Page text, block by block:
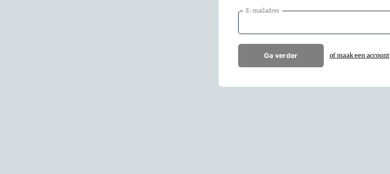
E-mailadres
Ga verder of maak een account